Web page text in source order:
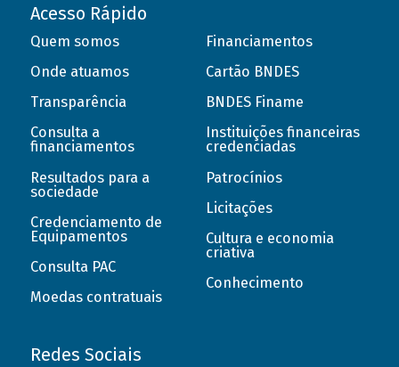
Acesso Rápido
Quem somos
Onde atuamos
Transparência
Consulta a
financiamentos
Resultados para a
sociedade
Credenciamento de
Equipamentos
Consulta PAC
Moedas contratuais
Financiamentos
Cartão BNDES
BNDES Finame
Instituições financeiras
credenciadas
Patrocínios
Licitações
Cultura e economia
criativa
Conhecimento
Redes Sociais